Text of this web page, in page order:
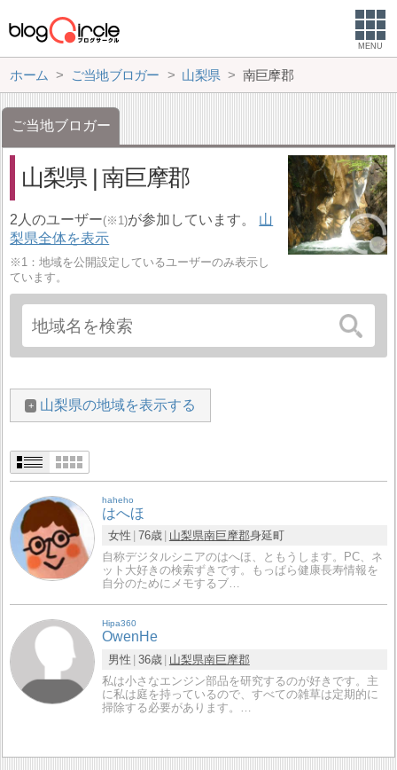
MENU
ホーム ご当地ブロガー 山梨県 南巨摩郡
ご当地ブロガー
山梨県 | 南巨摩郡
2人のユーザー(※1)が参加しています。 山
梨県全体を表示
※1：地域を公開設定しているユーザーのみ表示し
ています。
山梨県の地域を表示する
haheho
はへほ
女性 76歳 山梨県南巨摩郡身延町
自称デジタルシニアのはへほ、ともうします。PC、ネ
ット大好きの検索ずきです。もっぱら健康長寿情報を
自分のためにメモするブ…
Hipa360
OwenHe
男性 36歳 山梨県南巨摩郡
私は小さなエンジン部品を研究するのが好きです。主
に私は庭を持っているので、すべての雑草は定期的に
掃除する必要があります。…